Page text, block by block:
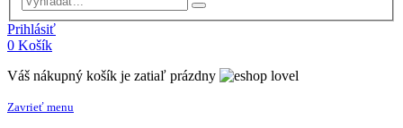
Prihlásiť
0 Košík
Váš nákupný košík je zatiaľ prázdny
Zavrieť menu